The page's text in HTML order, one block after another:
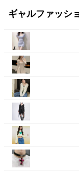
ギャルファッシ